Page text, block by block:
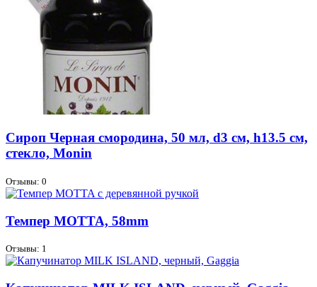
Сироп Черная смородина, 50 мл, d3 см, h13.5 см,
стекло, Monin
Отзывы: 0
Темпер MOTTA, 58mm
Отзывы: 1